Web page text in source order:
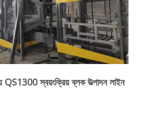
QS1300 স্বয়ংক্রিয় ব্লক উত্পাদন লাইন